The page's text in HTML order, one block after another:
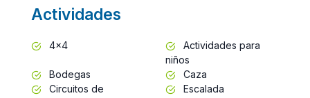
Actividades
4x4
Actividades para
niños
Bodegas
Caza
Circuitos de
Escalada